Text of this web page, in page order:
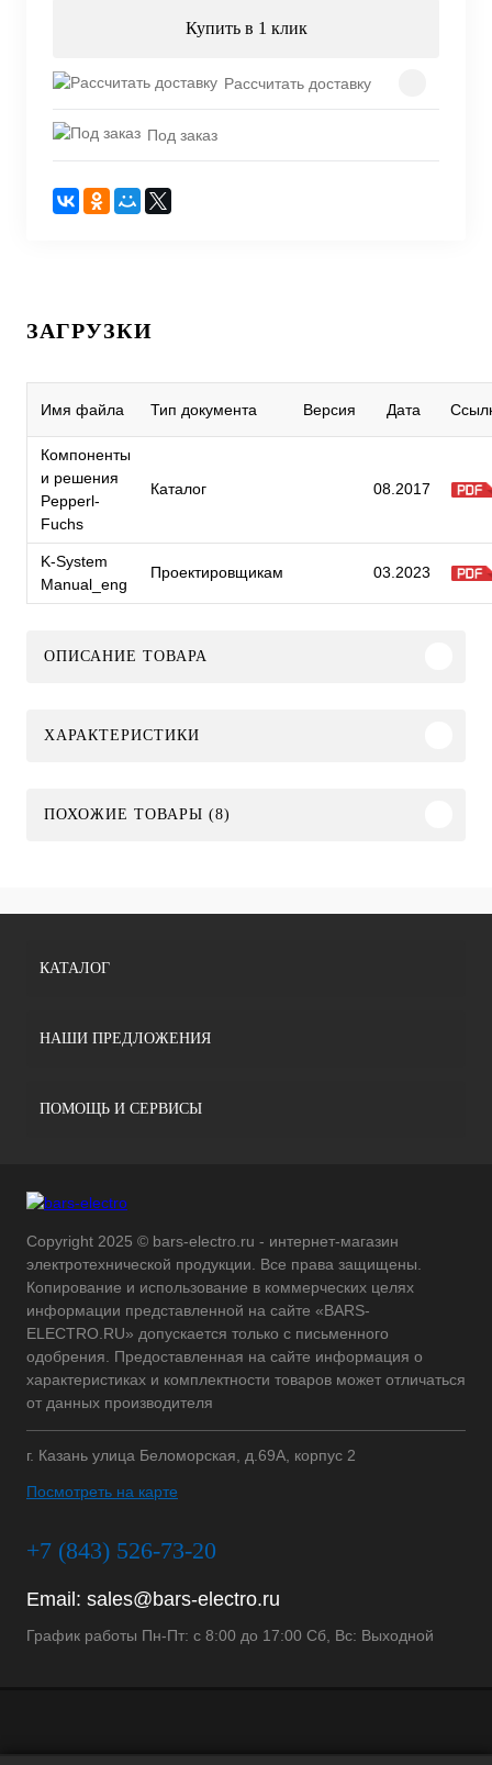
Купить в 1 клик
Рассчитать доставку
Под заказ
ЗАГРУЗКИ
Имя файла Тип документа Версия Дата
Компоненты
и решения
Pepperl-
Fuchs
Каталог 08.2017
K-System
Manual_eng
Проектировщикам 03.2023
ОПИСАНИЕ ТОВАРА
ХАРАКТЕРИСТИКИ
ПОХОЖИЕ ТОВАРЫ (8)
КАТАЛОГ
НАШИ ПРЕДЛОЖЕНИЯ
ПОМОЩЬ И СЕРВИСЫ
Copyright 2025 © bars-electro.ru - интернет-магазин
электротехнической продукции. Все права защищены.
Копирование и использование в коммерческих целях
информации представленной на сайте «BARS-
ELECTRO.RU» допускается только с письменного
одобрения. Предоставленная на сайте информация о
характеристиках и комплектности товаров может отличаться
от данных производителя
г. Казань улица Беломорская, д.69А, корпус 2
Посмотреть на карте
+7 (843) 526-73-20
Email: sales@bars-electro.ru
График работы Пн-Пт: с 8:00 до 17:00 Сб, Вс: Выходной